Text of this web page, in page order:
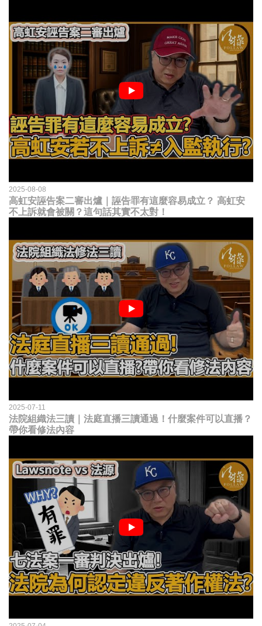
2025-08-08
高虹安誣告案二審出爐｜誣告罪有這麼容易成立？ 高虹安
不上訴就會被關？這句話其實不太對！
2025-07-11
法院組織法三讀｜法庭直播三讀通過！什麼案件可以直播？
帶你看修法內容